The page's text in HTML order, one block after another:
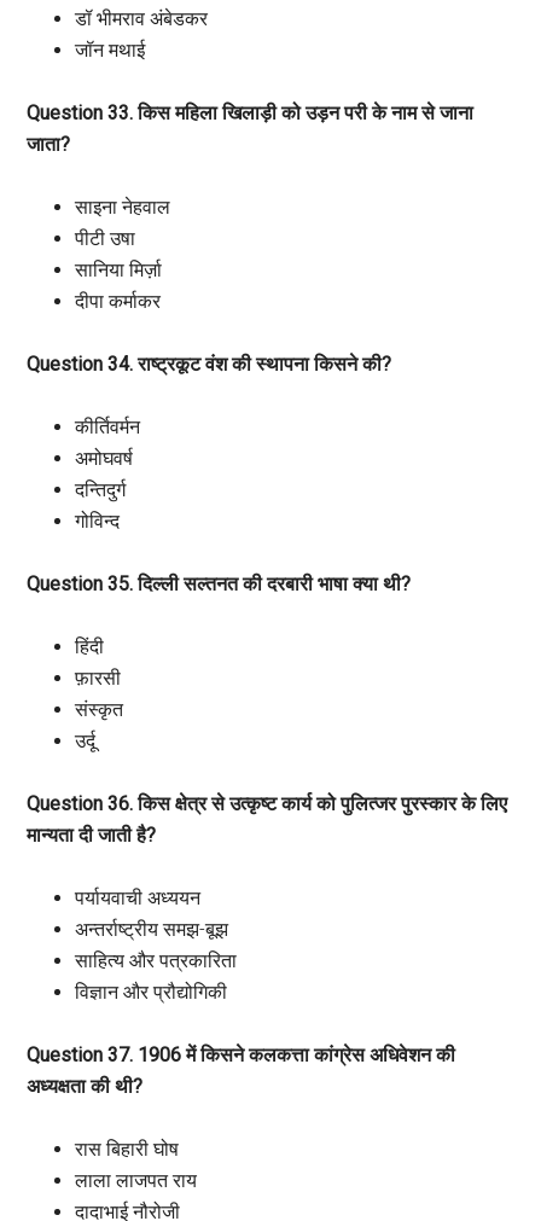
डॉ भीमराव अंबेडकर
जॉन मथाई
Question 33. किस महिला खिलाड़ी को उड़न परी के नाम से जाना
जाता?
साइना नेहवाल
पीटी उषा
सानिया मिर्ज़ा
दीपा कर्माकर
Question 34. राष्ट्रकूट वंश की स्थापना किसने की?
कीर्तिवर्मन
अमोघवर्ष
दन्तिदुर्ग
गोविन्द
Question 35. दिल्ली सल्तनत की दरबारी भाषा क्या थी?
हिंदी
फ़ारसी
संस्कृत
उर्दू
Question 36. किस क्षेत्र से उत्कृष्ट कार्य को पुलित्जर पुरस्कार के लिए
मान्यता दी जाती है?
पर्यायवाची अध्ययन
अन्तर्राष्ट्रीय समझ-बूझ
साहित्य और पत्रकारिता
विज्ञान और प्रौद्योगिकी
Question 37. 1906 में किसने कलकत्ता कांग्रेस अधिवेशन की
अध्यक्षता की थी?
रास बिहारी घोष
लाला लाजपत राय
दादाभाई नौरोजी